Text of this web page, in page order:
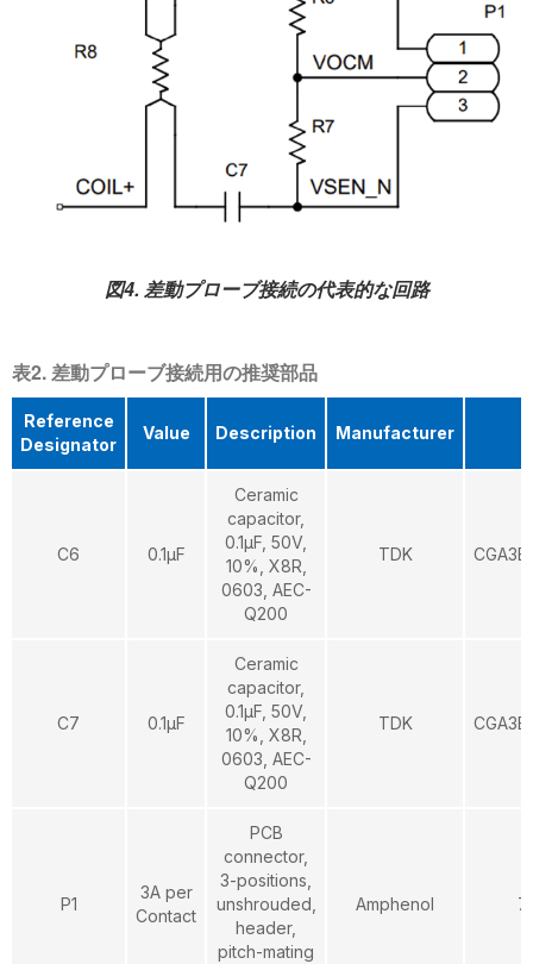
図4. 差動プローブ接続の代表的な回路
表2. 差動プローブ接続用の推奨部品
Reference
Designator
Value Description Manufacturer
C6 0.1µF
Ceramic
capacitor,
0.1µF, 50V,
10%, X8R,
0603, AEC-
Q200
TDK
C7 0.1µF
Ceramic
capacitor,
0.1µF, 50V,
10%, X8R,
0603, AEC-
Q200
TDK
P1
3A per
Contact
PCB
connector,
3-positions,
unshrouded,
header,
pitch-mating
Amphenol